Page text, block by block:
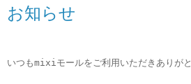
お知らせ
いつもmixiモールをご利用いただきありが